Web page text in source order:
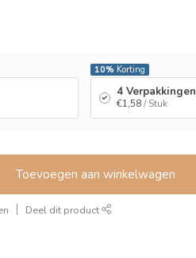
10% Korting
4 Verpakkingen
€1,58 / Stuk
Toevoegen aan winkelwagen
Deel dit product